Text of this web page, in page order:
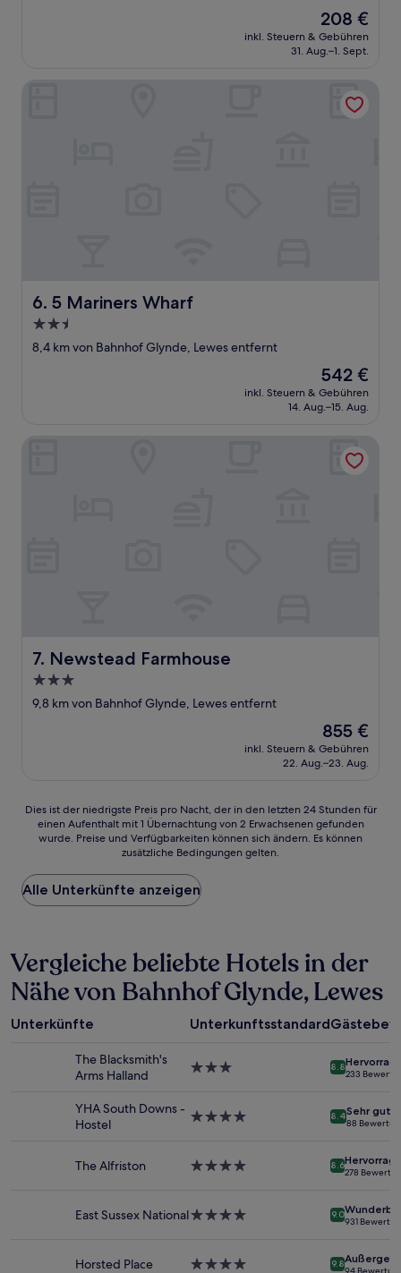
Der
Preis
beträgt
208 €
inkl. Steuern & Gebühren
31. Aug.–1. Sept.
6. 5 Mariners Wharf
5 Mariners Wharf
2.5-
Sterne-
8,4 km von Bahnhof Glynde, Lewes entfernt
Der
Preis
beträgt
542 €
inkl. Steuern & Gebühren
14. Aug.–15. Aug.
7. Newstead Farmhouse
Newstead Farmhouse
3.0-
Sterne-
9,8 km von Bahnhof Glynde, Lewes entfernt
Der
Preis
beträgt
855 €
inkl. Steuern & Gebühren
22. Aug.–23. Aug.
Dies
der
Preis
pro
Nacht,
den
letzten
24 Stunden
für
einen
1 Übernachtung
Dies ist der niedrigste Preis pro Nacht, der in den letzten 24 Stunden für
einen Aufenthalt mit 1 Übernachtung von 2 Erwachsenen gefunden
wurde. Preise und Verfügbarkeiten können sich ändern. Es können
zusätzliche Bedingungen gelten.
Alle Unterkünfte anzeigen
Vergleiche beliebte Hotels in der
Nähe von Bahnhof Glynde, Lewes
Unterkünfte Unterkunftsstandard
The Blacksmith's
Arms Halland
3.0-
8.8
233
YHA South Downs -
Hostel
4.0-
8.4Sehr gut
88
The Alfriston
4.0-
8.6
278
East Sussex National4.0-
9.0
931
Horsted Place
4.0-
9.8